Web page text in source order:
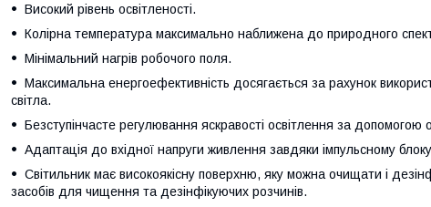
Високий рівень освітленості.
Колірна температура максимально наближена до природного
Мінімальний нагрів робочого поля.
Максимальна енергоефективність досягається за рахунок
світла.
Безступінчасте регулювання яскравості освітлення за допомогою
Адаптація до вхідної напруги живлення завдяки імпульсному
Світильник має високоякісну поверхню, яку можна очищати і
засобів для чищення та дезінфікуючих розчинів.